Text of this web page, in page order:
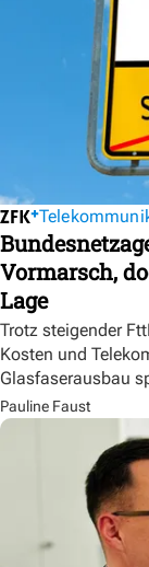
Vormarsch,
Lage
Trotz steigender
Kosten und
Glasfaserausbau
Pauline Faust